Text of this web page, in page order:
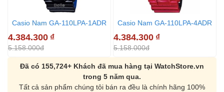
Casio Nam GA-110LPA-1ADR
4.384.300 ₫
5.158.000đ
Casio Nam GA-110LPA-4ADR
4.384.300 ₫
5.158.000đ
Đã có 155,724+ Khách đã mua hàng tại WatchStore.vn
trong 5 năm qua.
Tất cả sản phẩm chúng tôi bán ra đều là chính hãng 100%